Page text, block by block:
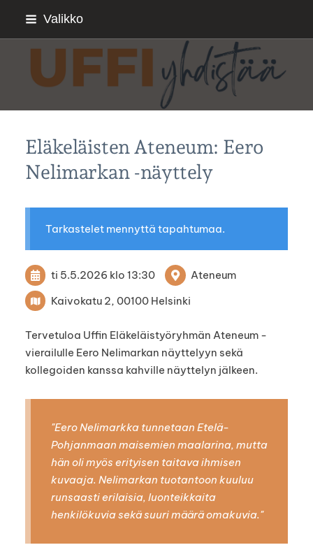
Siirry
sisältöön
Valikko
Sivuston etusivulle
Eläkeläisten Ateneum: Eero
Nelimarkan -näyttely
Tarkastelet mennyttä tapahtumaa.
ti 5.5.2026 klo 13:30
Ateneum
Kaivokatu 2, 00100 Helsinki
Tervetuloa Uffin Eläkeläistyöryhmän Ateneum -
vierailulle Eero Nelimarkan näyttelyyn sekä
kollegoiden kanssa kahville näyttelyn jälkeen.
"Eero Nelimarkka tunnetaan Etelä-
Pohjanmaan maisemien maalarina, mutta
hän oli myös erityisen taitava ihmisen
kuvaaja. Nelimarkan tuotantoon kuuluu
runsaasti erilaisia, luonteikkaita
henkilökuvia sekä suuri määrä omakuvia."